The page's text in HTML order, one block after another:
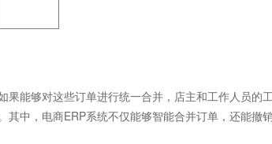
能够对这些订单进行统一合并，店主和工作人员的
中，电商ERP系统不仅能够智能合并订单，还能撤